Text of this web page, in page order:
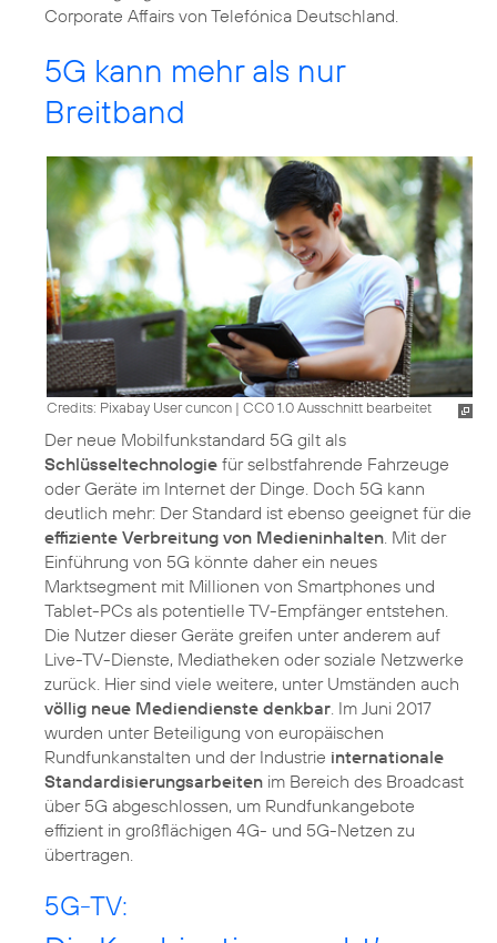
Corporate Affairs von Telefónica Deutschland.
5G kann mehr als nur
Breitband
Credits: Pixabay User cuncon | CC0 1.0 Ausschnitt bearbeitet
Der neue Mobilfunkstandard 5G gilt als
Schlüsseltechnologie für selbstfahrende Fahrzeuge
oder Geräte im Internet der Dinge. Doch 5G kann
deutlich mehr: Der Standard ist ebenso geeignet für die
effiziente Verbreitung von Medieninhalten . Mit der
Einführung von 5G könnte daher ein neues
Marktsegment mit Millionen von Smartphones und
Tablet-PCs als potentielle TV-Empfänger entstehen.
Die Nutzer dieser Geräte greifen unter anderem auf
Live-TV-Dienste, Mediatheken oder soziale Netzwerke
zurück. Hier sind viele weitere, unter Umständen auch
völlig neue Mediendienste denkbar . Im Juni 2017
wurden unter Beteiligung von europäischen
Rundfunkanstalten und der Industrie internationale
Standardisierungsarbeiten im Bereich des Broadcast
über 5G abgeschlossen, um Rundfunkangebote
effizient in großflächigen 4G- und 5G-Netzen zu
übertragen.
5G-TV: